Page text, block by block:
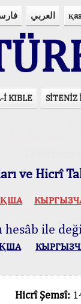
العربي
İ KIBLE SİTENİZ
ve Hicrî
ile
Hicrî Şemsî: